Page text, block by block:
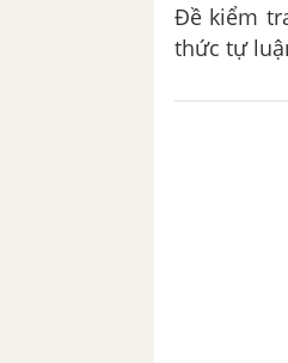
Đề kiểm
thức tự